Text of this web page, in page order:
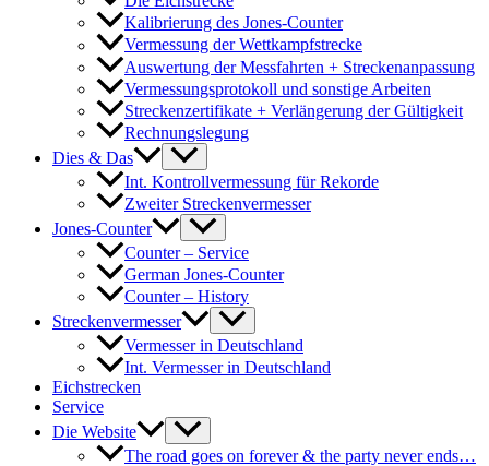
Kalibrierung des Jones-Counter
Vermessung der Wettkampfstrecke
Auswertung der Messfahrten + Streckenanpassung
Vermessungsprotokoll und sonstige Arbeiten
Streckenzertifikate + Verlängerung der Gültigkeit
Rechnungslegung
Dies & Das
Int. Kontrollvermessung für Rekorde
Zweiter Streckenvermesser
Jones-Counter
Counter – Service
German Jones-Counter
Counter – History
Streckenvermesser
Vermesser in Deutschland
Int. Vermesser in Deutschland
Eichstrecken
Service
Die Website
The road goes on forever & the party never ends…